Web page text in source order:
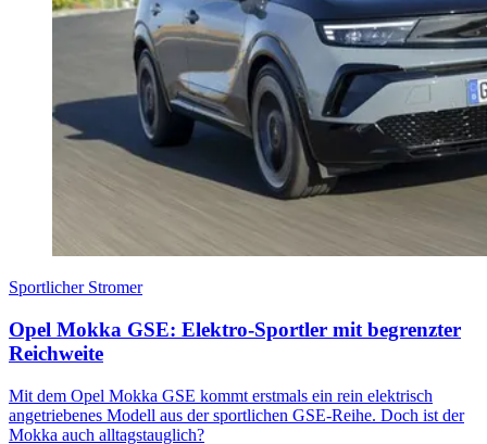
Sportlicher Stromer
Opel Mokka GSE: Elektro-Sportler mit begrenzter
Reichweite
Mit dem Opel Mokka GSE kommt erstmals ein rein elektrisch
angetriebenes Modell aus der sportlichen GSE-Reihe. Doch ist der
Mokka auch alltagstauglich?